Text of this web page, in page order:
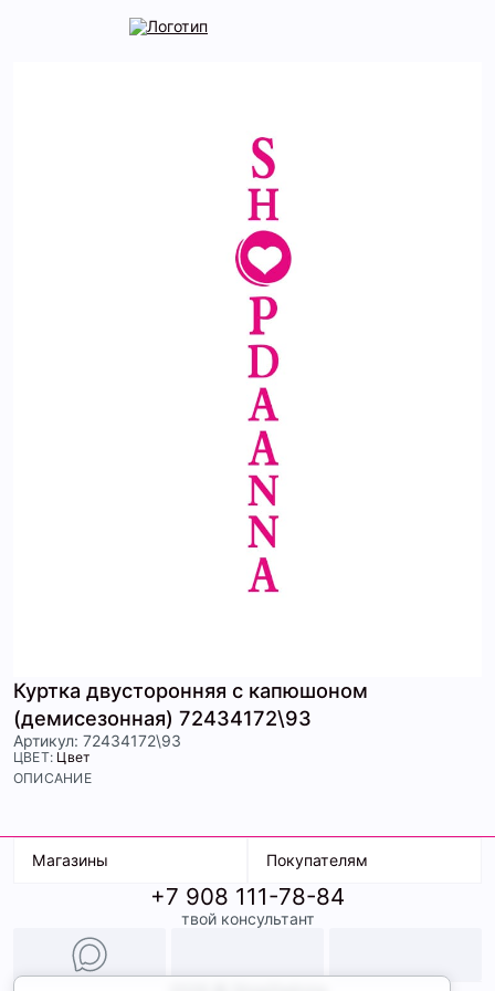
Куртка двусторонняя с капюшоном
(демисезонная) 72434172\93
Артикул: 72434172\93
ЦВЕТ: Цвет
ОПИСАНИЕ
Магазины
ТК Терминал
ТРК Континент
Покупателям
Доставка
Условия оплаты
Образы
+7 908 111-78-84
твой консультант